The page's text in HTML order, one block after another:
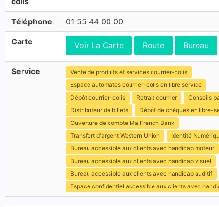
Téléphone 01 55 44 00 00
Carte Voir La Carte Route Bureau
Service
Vente de produits et services courrier-colis
Espace automates courrier-colis en libre service
Dépôt courrier-colis
Retrait courrier
Conseils
Distributeur de billets
Dépôt de chèques en libre-
Ouverture de compte Ma French Bank
Transfert d'argent Western Union
Identité
Bureau accessible aux clients avec handicap moteur
Bureau accessible aux clients avec handicap visuel
Bureau accessible aux clients avec handicap auditif
Espace confidentiel accessible aux clients avec